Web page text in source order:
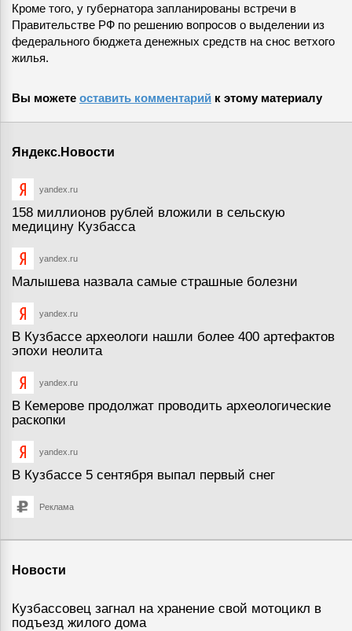
Кроме того, у губернатора запланированы встречи в
Правительстве РФ по решению вопросов о выделении из
федерального бюджета денежных средств на снос ветхого
жилья.
Вы можете оставить комментарий к этому материалу
Яндекс.Новости
yandex.ru
158 миллионов рублей вложили в сельскую
медицину Кузбасса
yandex.ru
Малышева назвала самые страшные болезни
yandex.ru
В Кузбассе археологи нашли более 400 артефактов
эпохи неолита
yandex.ru
В Кемерове продолжат проводить археологические
раскопки
yandex.ru
В Кузбассе 5 сентября выпал первый снег
Реклама
Новости
Кузбассовец загнал на хранение свой мотоцикл в
подъезд жилого дома